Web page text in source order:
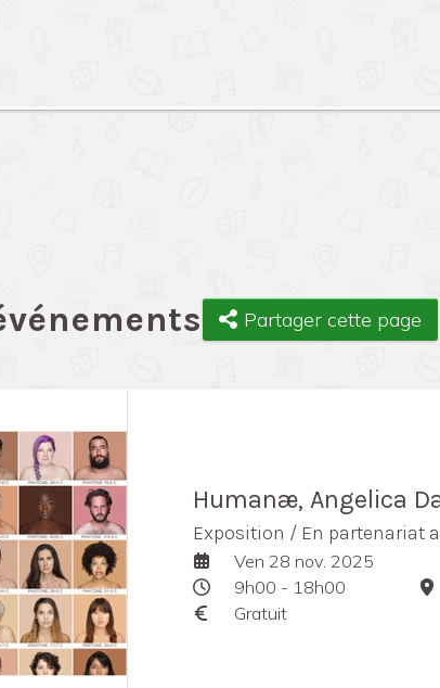
Partager cette page
Humanæ, Angelica
Exposition / En partenariat
Ven 28 nov. 2025
9h00 - 18h00
Gratuit